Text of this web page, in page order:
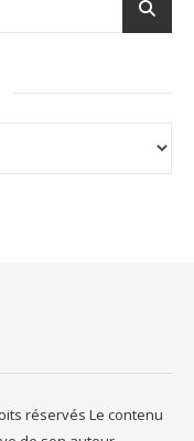
réservés Le contenu